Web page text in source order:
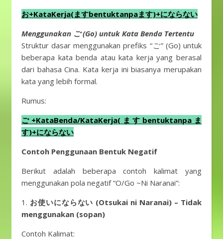
お+KataKerja(ますbentuktanpaます)+にならない
Menggunakan ご (Go) untuk Kata Benda Tertentu
Struktur dasar menggunakan prefiks “ご” (Go) untuk
beberapa kata benda atau kata kerja yang berasal
dari bahasa Cina. Kata kerja ini biasanya merupakan
kata yang lebih formal.
Rumus:
ご+KataBenda/KataKerja(ますbentuktanpaま
す)+にならない
Contoh Penggunaan Bentuk Negatif
Berikut adalah beberapa contoh kalimat yang
menggunakan pola negatif “O/Go ~Ni Naranai”:
1. お使いにならない (Otsukai ni Naranai) – Tidak
menggunakan (sopan)
Contoh Kalimat: